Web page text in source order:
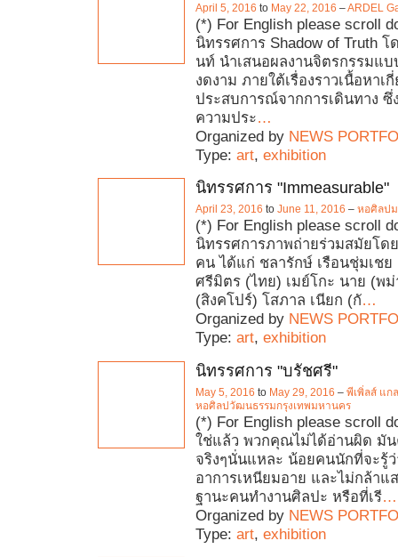
April 5, 2016 to May 22, 2016 –ARDEL
(*) For English please scroll
นิทรรศการ Shadow of Truth
นท์ นำเสนอผลงานจิตรกรรมแ
งดงาม ภายใต้เรื่องราวเนื้อหาเ
ประสบการณ์จากการเดินทาง ซึ่
ความประ…
Organized by NEWS
Type: art, exhibition
นิทรรศการ "Immeasurable"
April 23, 2016 to June 11, 2016 – หอศิลปม
(*) For English please scroll
นิทรรศการภาพถ่ายร่วมสมัยโ
คน ได้แก่ ชลารักษ์ เรือนชุ่มเชย
ศรีมิตร (ไทย) เมย์โกะ นาย (พ
(สิงคโปร์) โสภาล เนียก (กั…
Organized by NEWS
Type: art, exhibition
นิทรรศการ "บรัชศรี"
May 5, 2016 to May 29, 2016 – พีเพิ่ลส์ แก
หอศิลปวัฒนธรรมกรุงเทพมหานคร
(*) For English please scroll
ใช่แล้ว พวกคุณไม่ได้อ่านผิด มัน
จริงๆนั่นแหละ น้อยคนนักที่จะรู้
อาการเหนียมอาย และไม่กล้าแ
ฐานะคนทำงานศิลปะ หรือที่เรี…
Organized by NEWS
Type: art, exhibition